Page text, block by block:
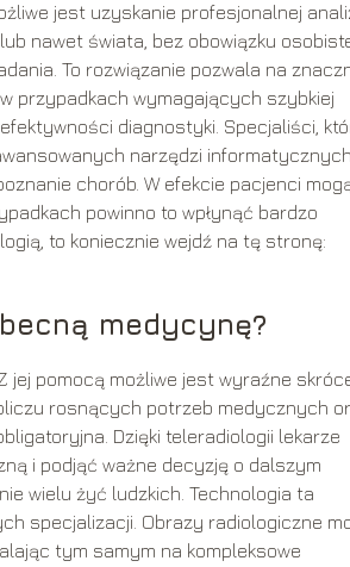
jest uzyskanie profesjonalnej
nawet świata, bez obowiązku
To rozwiązanie pozwala na
przypadkach wymagających szybkiej
diagnostyki. Specjaliści,
narzędzi informatycznych
chorób. W efekcie pacjenci
powinno to wpłynąć bardzo
to koniecznie wejdź na tę stronę:
medycynę?
jej pomocą możliwe jest wyraźne
rosnących potrzeb medycznych
Dzięki teleradiologii lekarze
i podjąć ważne decyzję o dalszym
wielu żyć ludzkich. Technologia ta
specjalizacji. Obrazy radiologiczne
tym samym na kompleksowe